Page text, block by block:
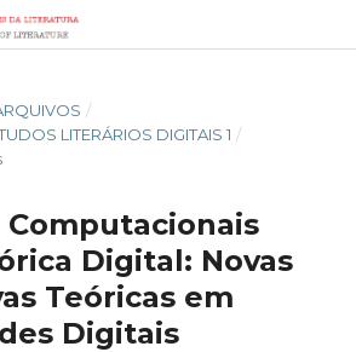
/
LITERÁRIOS DIGITAIS 1 /
Computacionais
Digital: Novas
Teóricas em
Digitais